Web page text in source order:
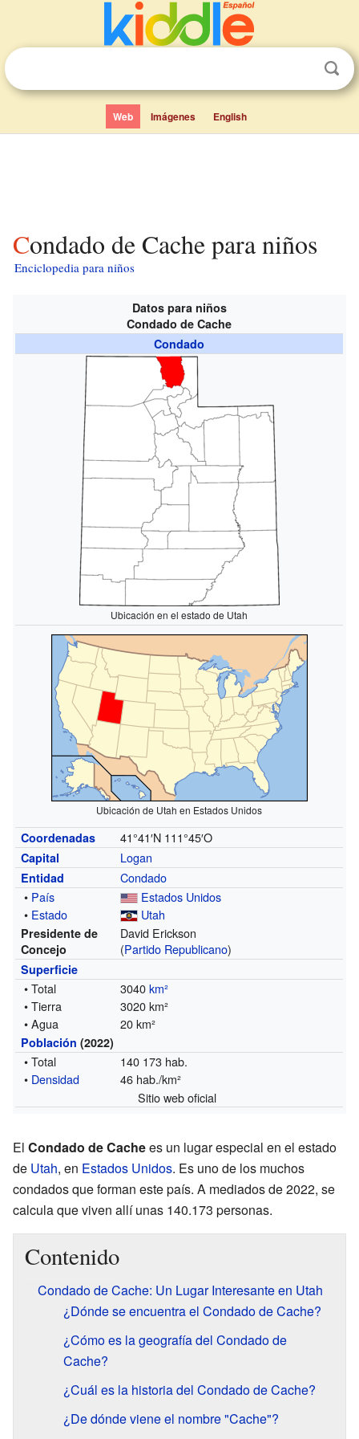
Web Imágenes English
Condado de Cache para niños
Enciclopedia para niños
Datos para niños
Condado de Cache
Condado
Ubicación en el estado de Utah
Ubicación de Utah en Estados Unidos
Coordenadas 41°41′N 111°45′O
Capital Logan
Entidad
Condado
• País
Estados Unidos
• Estado Utah
Presidente de
Concejo
David Erickson
(Partido Republicano)
Superficie
• Total 3040km²
• Tierra
3020 km²
• Agua
20 km²
Población (2022)
• Total
140 173 hab.
• Densidad
46 hab./km²
Sitio web oficial
El Condado de Cachees un lugar especial en el estado
de Utah, en Estados Unidos. Es uno de los muchos
condados que forman este país. A mediados de 2022, se
calcula que viven allí unas 140.173 personas.
Contenido
Condado de Cache: Un Lugar Interesante en Utah
¿Dónde se encuentra el Condado de Cache?
¿Cómo es la geografía del Condado de
Cache?
¿Cuál es la historia del Condado de Cache?
¿De dónde viene el nombre "Cache"?